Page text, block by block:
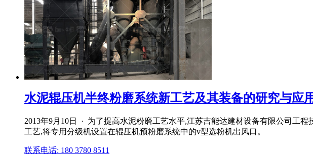
水泥辊压机半终粉磨系统新工艺及其装备的研究与应
2013年9月10日 · 为了提高水泥粉磨工艺水平,江苏吉能达建材设备有限公司工
工艺,将专用分级机设置在辊压机预粉磨系统中的v型选粉机出风口。
联系电话: 180 3780 8511